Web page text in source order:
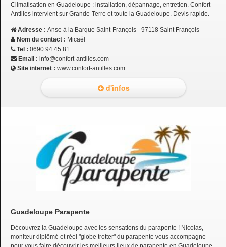
Climatisation en Guadeloupe : installation, dépannage, entretien. Confort
Antilles intervient sur Grande-Terre et toute la Guadeloupe. Devis rapide.
Adresse : Anse à la Barque Saint-François - 97118 Saint François
Nom du contact : Micaël
Tel : 0690 94 45 81
Email : info@confort-antilles.com
Site internet : www.confort-antilles.com
d'infos
Guadeloupe Parapente
Découvrez la Guadeloupe avec les sensations du parapente ! Nicolas,
moniteur diplômé et réel "globe trotter" du parapente vous accompagne